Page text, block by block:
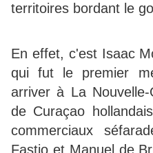
territoires bordant le
En effet, c'est Isaac
qui fut le premier
arriver à La
de Curaçao
commerciaux
Fastio et Manuel de